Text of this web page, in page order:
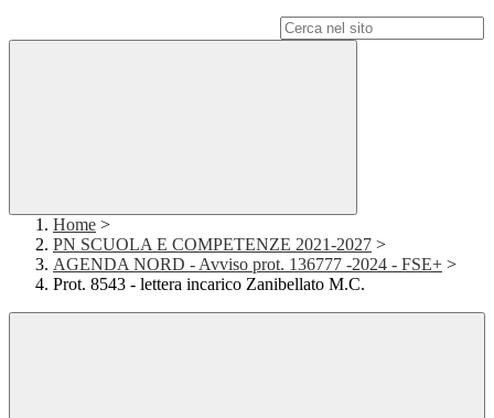
Home >
PN SCUOLA E COMPETENZE 2021-2027 >
AGENDA NORD - Avviso prot. 136777 -2024 - FSE+ >
Prot. 8543 - lettera incarico Zanibellato M.C.